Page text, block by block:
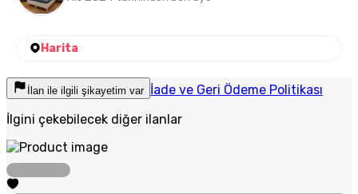
Harita
İlan ile ilgili şikayetim var İade ve Geri Ödeme Politikası
İlgini çekebilecek diğer ilanlar